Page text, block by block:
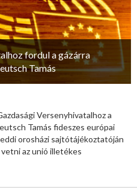
fordul a gázárra
Tamás
Versenyhivatalhoz a
Tamás fideszes európai
orosházi sajtótájékoztatóján
az unió illetékes